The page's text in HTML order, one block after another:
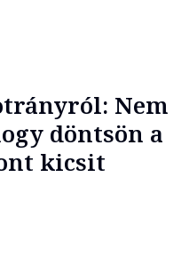
Nem
döntsön a
kicsit